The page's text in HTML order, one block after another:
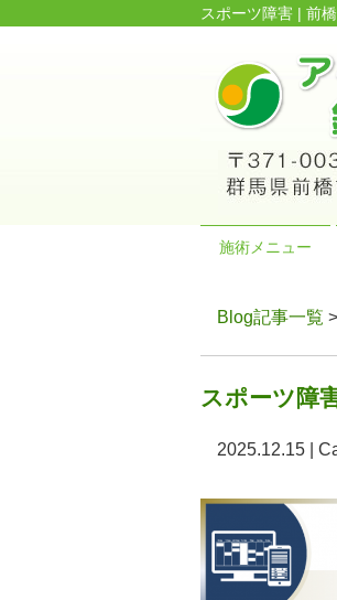
スポーツ障害 | 前
施術メニュー
Blog記事一覧
スポーツ障
2025.12.15 |